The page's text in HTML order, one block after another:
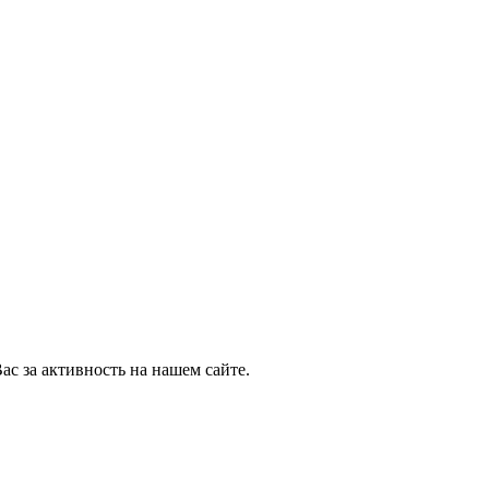
за активность на нашем сайте.